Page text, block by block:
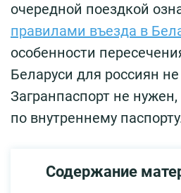
очередной поездкой
правилами въезда в
особенности
Беларуси для россиян
Загранпаспорт не
по внутреннему
Содержание